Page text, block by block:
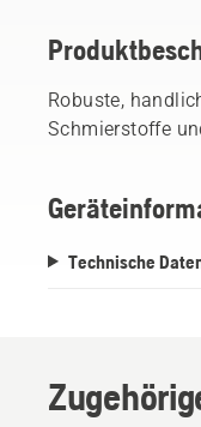
Robuste,
Schmierstoffe
Technische